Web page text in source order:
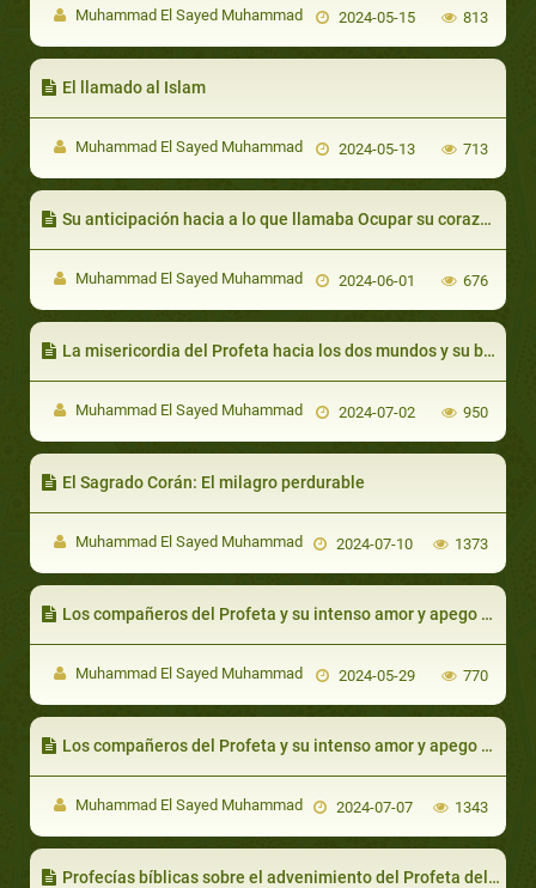
Muhammad El Sayed Muhammad 2024-05-15 813
El llamado al Islam
Muhammad El Sayed Muhammad 2024-05-13 713
Su anticipación hacia a lo que llamaba Ocupar su corazón siempre por la invocación a Dios
Muhammad El Sayed Muhammad 2024-06-01 676
La misericordia del Profeta hacia los dos mundos y su bendición sobre quien tuviera contacto con él por la razón que fuera
Muhammad El Sayed Muhammad 2024-07-02 950
El Sagrado Corán: El milagro perdurable
Muhammad El Sayed Muhammad 2024-07-10 1373
Los compañeros del Profeta y su intenso amor y apego hacia él y la disponibilidad de dar sus vidas por él
Muhammad El Sayed Muhammad 2024-05-29 770
Los compañeros del Profeta y su intenso amor y apego hacia él y la disponibilidad de dar sus vidas por él:
Muhammad El Sayed Muhammad 2024-07-07 1343
Profecías bíblicas sobre el advenimiento del Profeta del Islam